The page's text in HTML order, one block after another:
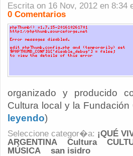
Escrita on 16 Nov, 2012 en 8:34
0 Comentarios
organizado y producido
Cultura local y la
leyendo)
Seleccione categor�a: ¡QUÉ
ARGENTINA
Cultura
MÚSICA
san isidro